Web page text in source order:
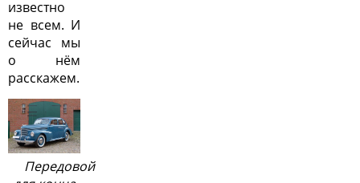
известно
не всем. И
сейчас мы
о нём
расскажем.
Передовой